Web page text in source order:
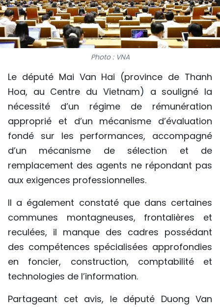
INFOGRAPHIE
PHOTO
À PROPOS DU "PEUPLE"
TIẾNG VIỆT
ENGLISH
中文
ESPAÑOL
Photo : VNA
Le député Mai Van Hai (province de Thanh
Hoa, au Centre du Vietnam) a souligné la
nécessité d’un régime de rémunération
approprié et d’un mécanisme d’évaluation
fondé sur les performances, accompagné
d’un mécanisme de sélection et de
remplacement des agents ne répondant pas
aux exigences professionnelles.
Il a également constaté que dans certaines
communes montagneuses, frontalières et
reculées, il manque des cadres possédant
des compétences spécialisées approfondies
en foncier, construction, comptabilité et
technologies de l’information.
Partageant cet avis, le député Duong Van